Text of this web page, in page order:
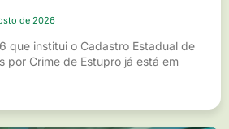
de 2026
que institui o Cadastro Estadual de
por Crime de Estupro já está em